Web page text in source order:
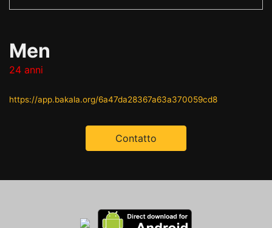
Men
24 anni
https://app.bakala.org/6a47da28367a63a370059cd8
Contatto